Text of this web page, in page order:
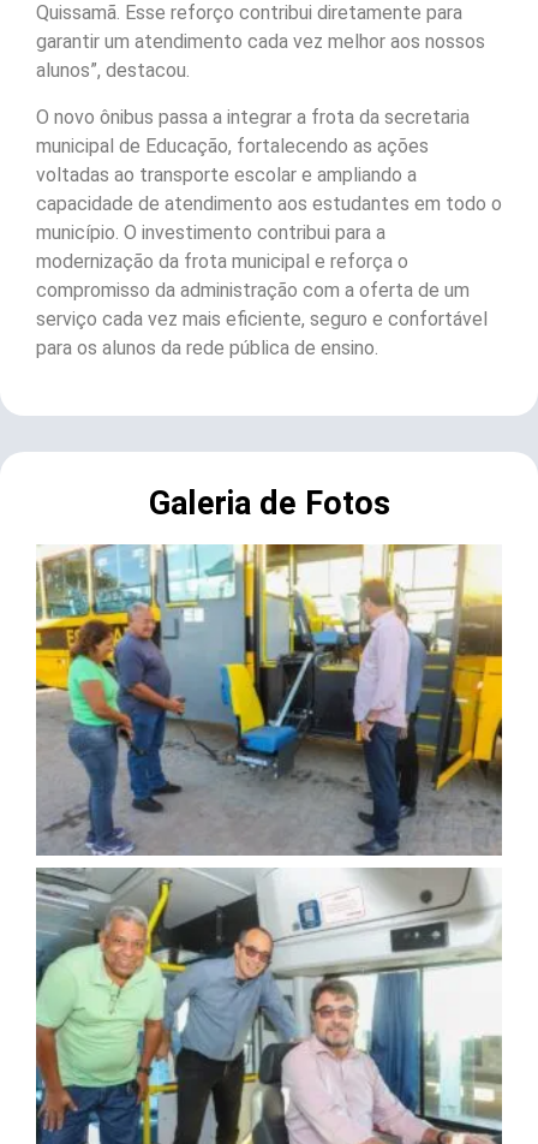
Quissamã. Esse reforço contribui diretamente para
garantir um atendimento cada vez melhor aos nossos
alunos”, destacou.
O novo ônibus passa a integrar a frota da secretaria
municipal de Educação, fortalecendo as ações
voltadas ao transporte escolar e ampliando a
capacidade de atendimento aos estudantes em todo o
município. O investimento contribui para a
modernização da frota municipal e reforça o
compromisso da administração com a oferta de um
serviço cada vez mais eficiente, seguro e confortável
para os alunos da rede pública de ensino.
Galeria de Fotos